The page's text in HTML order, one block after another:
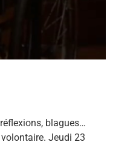
blagues…
Jeudi 23